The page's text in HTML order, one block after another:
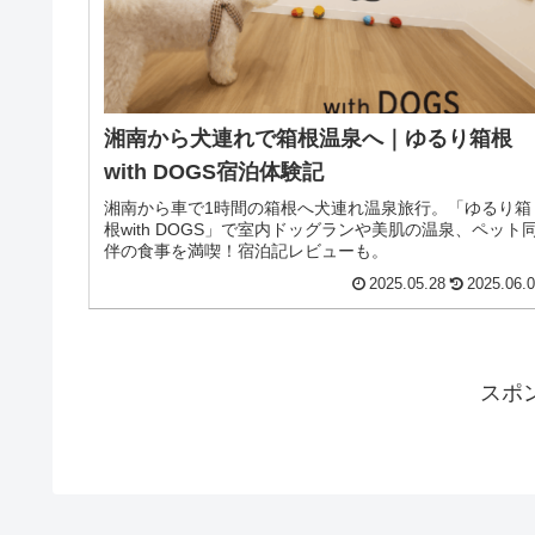
湘南から犬連れで箱根温泉へ｜ゆるり箱根
with DOGS宿泊体験記
湘南から車で1時間の箱根へ犬連れ温泉旅行。「ゆるり箱
根with DOGS」で室内ドッグランや美肌の温泉、ペット同
伴の食事を満喫！宿泊記レビューも。
2025.05.28
スポ